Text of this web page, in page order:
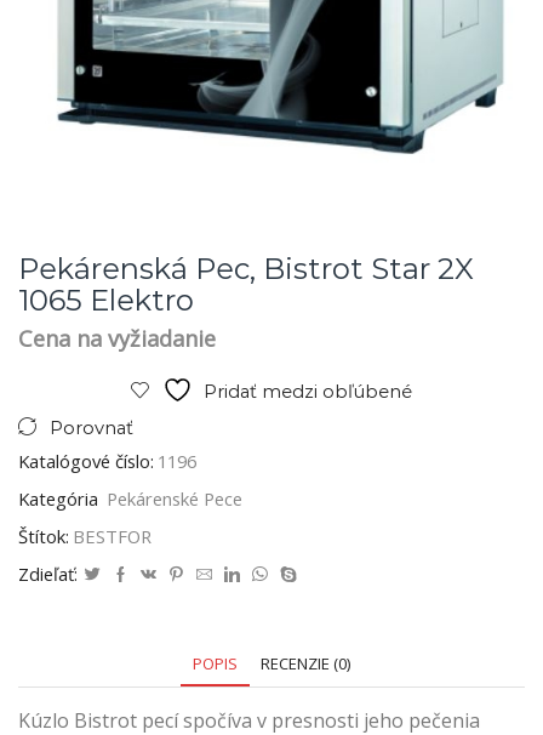
Pekárenská Pec, Bistrot Star 2X
1065 Elektro
Cena na vyžiadanie
Pridať medzi obľúbené
Porovnať
Katalógové číslo: 1196
Kategória Pekárenské Pece
Štítok: BESTFOR
Zdieľať:
POPIS RECENZIE (0)
Kúzlo Bistrot pecí spočíva v presnosti jeho pečenia